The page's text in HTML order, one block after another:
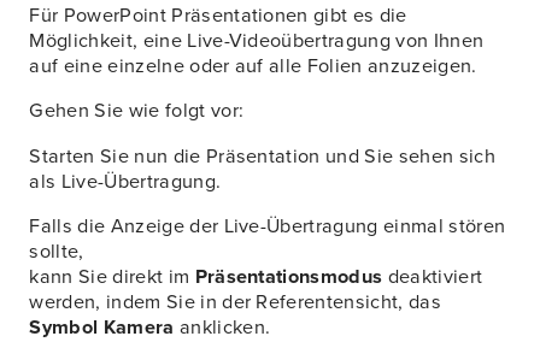
Für PowerPoint Präsentationen gibt es die
Möglichkeit, eine Live-Videoübertragung von Ihnen
auf eine einzelne oder auf alle Folien anzuzeigen.
Gehen Sie wie folgt vor:
Starten Sie nun die Präsentation und Sie sehen sich
als Live-Übertragung.
Falls die Anzeige der Live-Übertragung einmal stören
sollte,
kann Sie direkt im Präsentationsmodus deaktiviert
werden, indem Sie in der Referentensicht, das
Symbol Kamera anklicken.